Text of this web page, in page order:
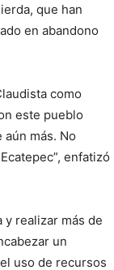
que han
en abandono
como
este pueblo
más. No
enfatizó
realizar más de
un
uso de recursos